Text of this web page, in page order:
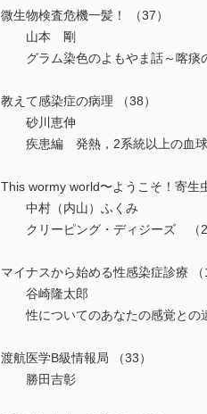
微生物検査危機一髪！ （37）
山本 剛
グラム染色のよもやま話～喀痰
教えて感染症の病理 （38）
砂川恵伸
疾患編 発熱，2系統以上の血球
This wormy world〜ようこそ！寄生
中村（内山）ふくみ
クリーピング・ディジーズ （2
マイナスから始める性感染症診療 （
谷崎隆太郎
性についてのあなたの感覚との
渡航医学B級情報局 （33）
勝田吉彰